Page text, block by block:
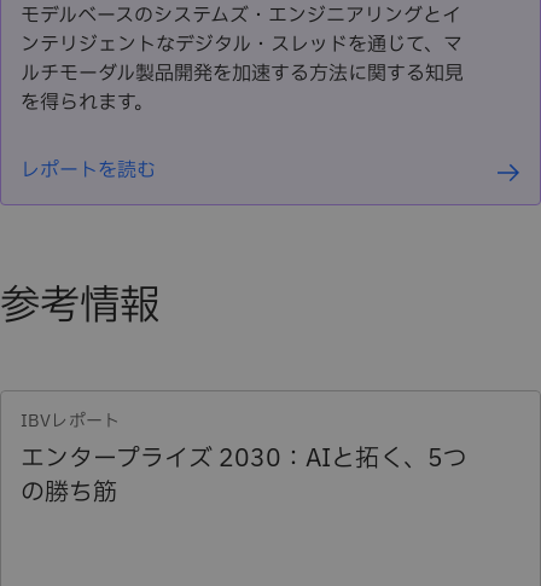
モデルベースのシステムズ・エンジニアリングとイ
ンテリジェントなデジタル・スレッドを通じて、マ
ルチモーダル製品開発を加速する方法に関する知見
を得られます。
レポートを読む
参考情報
IBVレポート
エンタープライズ 2030：AIと拓く、5つ
の勝ち筋